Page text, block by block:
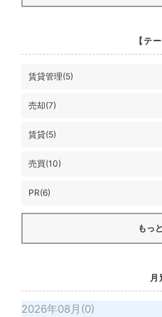
【テ
賃貸管理(5)
売却(7)
賃貸(5)
売買(10)
PR(6)
もっ
月
2026年08月(0)